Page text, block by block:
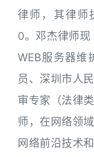
律师，其律师
0。邓杰律师现
WEB服务器维
员、深圳市人
审专家（法律
师，在网络领
网络前沿技术